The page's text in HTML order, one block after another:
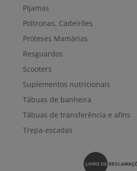
Pijamas
Poltronas, Cadeirões
Próteses Mamárias
Resguardos
Scooters
Suplementos nutricionais
Tábuas de banheira
Tábuas de transferência e afins
Trepa-escadas